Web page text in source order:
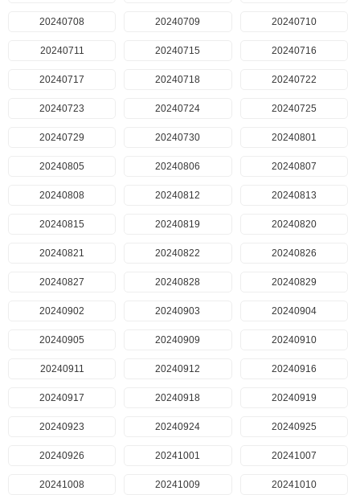
20240708 20240709 20240710
20240711 20240715 20240716
20240717 20240718 20240722
20240723 20240724 20240725
20240729 20240730 20240801
20240805 20240806 20240807
20240808 20240812 20240813
20240815 20240819 20240820
20240821 20240822 20240826
20240827 20240828 20240829
20240902 20240903 20240904
20240905 20240909 20240910
20240911 20240912 20240916
20240917 20240918 20240919
20240923 20240924 20240925
20240926 20241001 20241007
20241008 20241009 20241010